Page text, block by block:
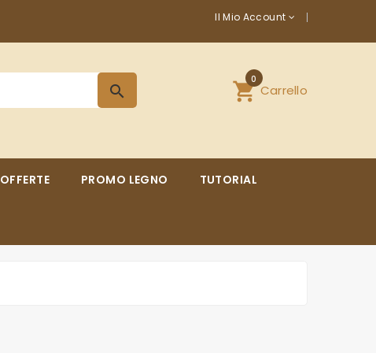
Il Mio Account
shopping_cartCarrello
0
search
OFFERTE PROMO LEGNO TUTORIAL